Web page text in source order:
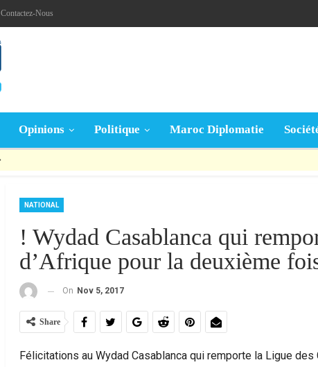
Contactez-Nous
Opinions Politique Maroc Diplomatie
NATIONAL
! Wydad Casablanca qui
d’Afrique pour la deuxième
On Nov 5, 2017
Share
Félicitations au Wydad Casablanca qui remporte la Ligue